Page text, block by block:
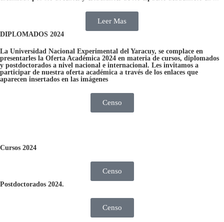
Leer Mas
DIPLOMADOS 2024
La Universidad Nacional Experimental del Yaracuy, se complace en
presentarles la Oferta Académica 2024 en materia de cursos, diplomados
y postdoctorados a nivel nacional e internacional. Les invitamos a
participar de nuestra oferta académica a través de los enlaces que
aparecen insertados en las imágenes
Censo
Cursos 2024
Censo
Postdoctorados 2024.
Censo